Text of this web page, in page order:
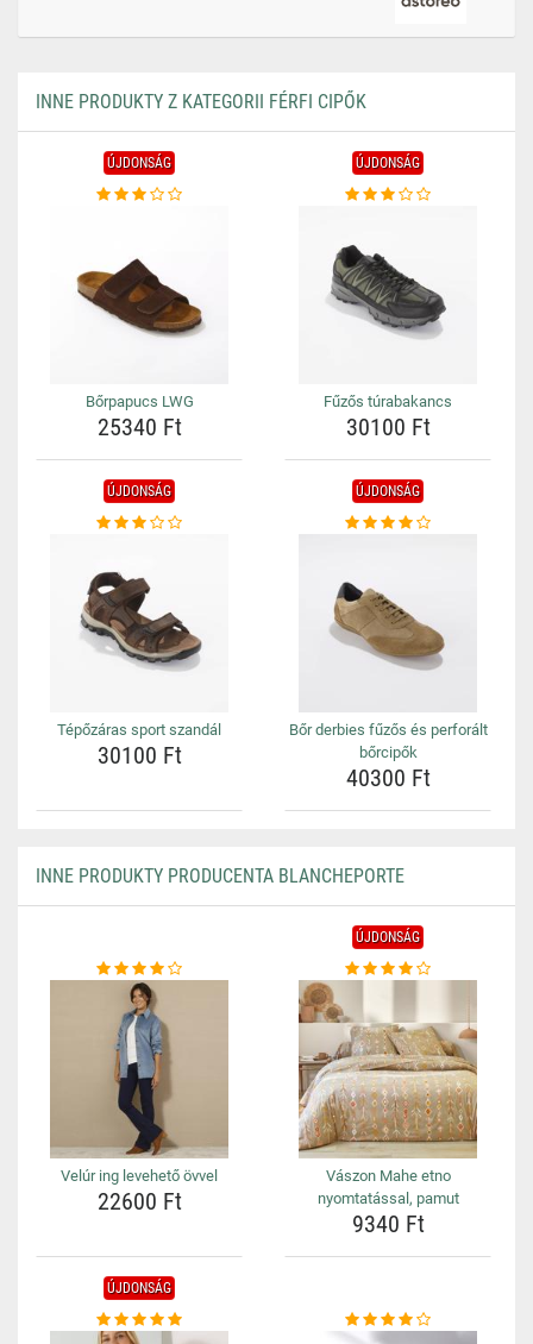
INNE PRODUKTY Z KATEGORII FÉRFI CIPŐK
ÚJDONSÁG
Bőrpapucs LWG
25340 Ft
ÚJDONSÁG
Fűzős túrabakancs
30100 Ft
ÚJDONSÁG
Tépőzáras sport szandál
30100 Ft
ÚJDONSÁG
Bőr derbies fűzős és perforált
bőrcipők
40300 Ft
INNE PRODUKTY PRODUCENTA BLANCHEPORTE
Velúr ing levehető övvel
22600 Ft
ÚJDONSÁG
Vászon Mahe etno
nyomtatással, pamut
9340 Ft
ÚJDONSÁG